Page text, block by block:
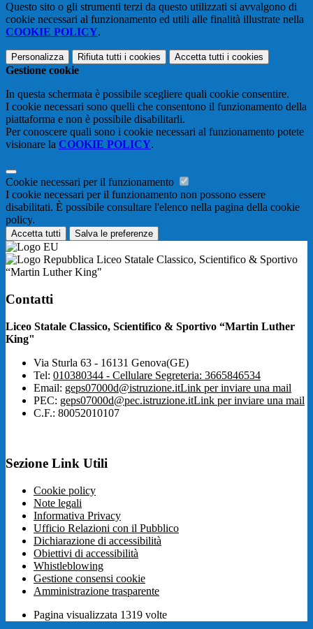
Questo sito o gli strumenti terzi da questo utilizzati si avvalgono di
cookie necessari al funzionamento ed utili alle finalità illustrate nella
COOKIE POLICY.
Personalizza Rifiuta tutti i cookies Accetta tutti i cookies
Gestione cookie
In questa schermata è possibile scegliere quali cookie consentire.
I cookie necessari sono quelli che consentono il funzionamento della
piattaforma e non è possibile disabilitarli.
Per conoscere quali sono i cookie necessari al funzionamento potete
visionare la COOKIE POLICY.
Cookie necessari per il funzionamento
I cookie necessari per il funzionamento non possono essere
disabilitati. È possibile consultare l'elenco nella pagina della cookie
policy.
Accetta tutti Salva le preferenze
Liceo Statale Classico, Scientifico & Sportivo
“Martin Luther King"
Contatti
Liceo Statale Classico, Scientifico & Sportivo “Martin Luther
King"
Via Sturla 63 - 16131 Genova(GE)
Tel: 010380344 - Cellulare Segreteria: 3665846534
Email: geps07000d@istruzione.itLink per inviare una mail
PEC: geps07000d@pec.istruzione.itLink per inviare una mail
C.F.: 80052010107
Sezione Link Utili
Cookie policy
Note legali
Informativa Privacy
Ufficio Relazioni con il Pubblico
Dichiarazione di accessibilità
Obiettivi di accessibilità
Whistleblowing
Gestione consensi cookie
Amministrazione trasparente
Pagina visualizzata 1319 volte